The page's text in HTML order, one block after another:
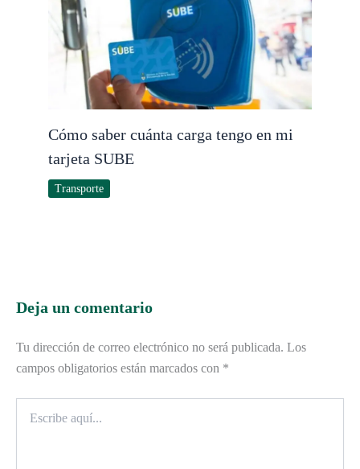
Cómo saber cuánta carga tengo en mi
tarjeta SUBE
Transporte
Deja un comentario
Tu dirección de correo electrónico no será publicada. Los
campos obligatorios están marcados con *
aquí...